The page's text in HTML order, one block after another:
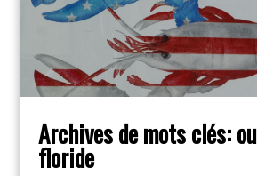
Archives de mots clés:
floride